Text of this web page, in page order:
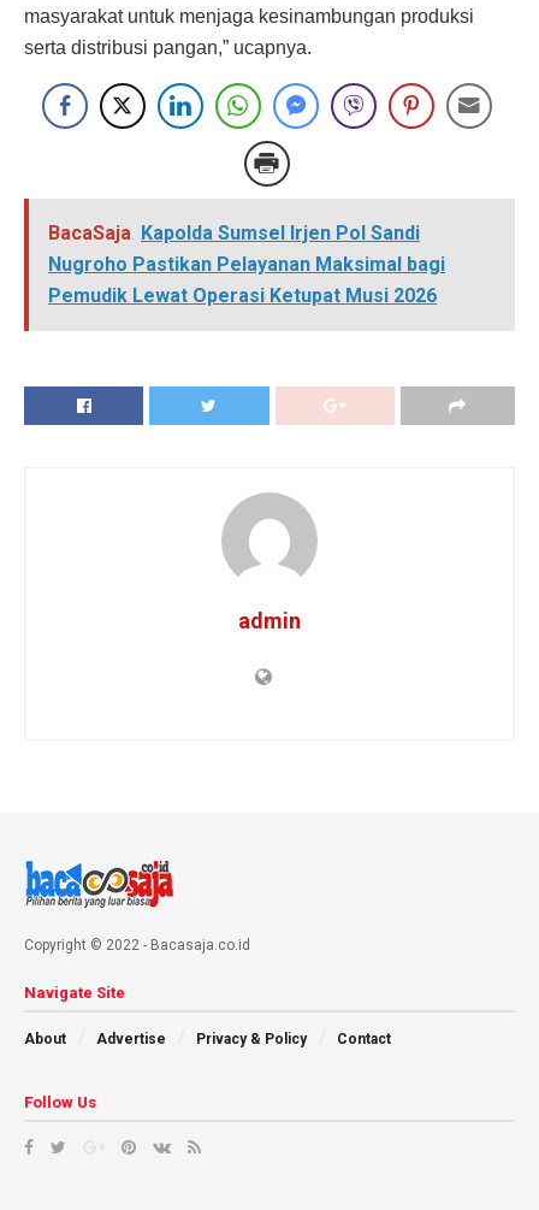
masyarakat untuk menjaga kesinambungan produksi
serta distribusi pangan,” ucapnya.
BacaSaja Kapolda Sumsel Irjen Pol Sandi
Nugroho Pastikan Pelayanan Maksimal bagi
Pemudik Lewat Operasi Ketupat Musi 2026
admin
Copyright © 2022 - Bacasaja.co.id
Navigate Site
About Advertise Privacy & Policy Contact
Follow Us